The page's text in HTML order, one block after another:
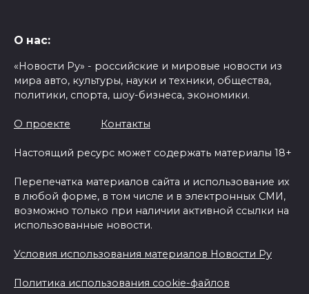
О нас:
«Новости Ру» - российские и мировые новости из
мира авто, культуры, науки и техники, общества,
политики, спорта, шоу-бизнеса, экономики.
О проекте Контакты
Настоящий ресурс может содержать материалы 18+
Перепечатка материалов сайта и использование их
в любой форме, в том числе и в электронных СМИ,
возможно только при наличии активной ссылки на
использованные новости.
Условия использования материалов Новости Ру
Политика использования cookie-файлов